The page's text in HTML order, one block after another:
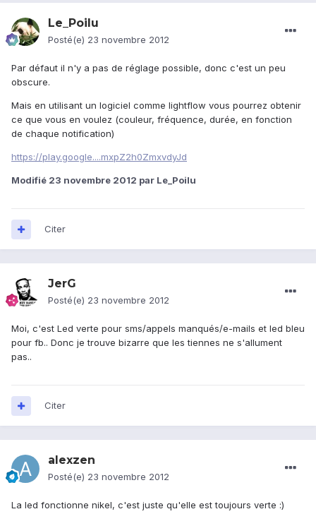
Le_Poilu
Posté(e) 23 novembre 2012
Par défaut il n'y a pas de réglage possible, donc c'est un peu
obscure.
Mais en utilisant un logiciel comme lightflow vous pourrez obtenir
ce que vous en voulez (couleur, fréquence, durée, en fonction
de chaque notification)
https://play.google....mxpZ2h0ZmxvdyJd
Modifié 23 novembre 2012 par Le_Poilu
Citer
JerG
Posté(e) 23 novembre 2012
Moi, c'est Led verte pour sms/appels manqués/e-mails et led bleu
pour fb.. Donc je trouve bizarre que les tiennes ne s'allument
pas..
Citer
alexzen
Posté(e) 23 novembre 2012
La led fonctionne nikel, c'est juste qu'elle est toujours verte :)